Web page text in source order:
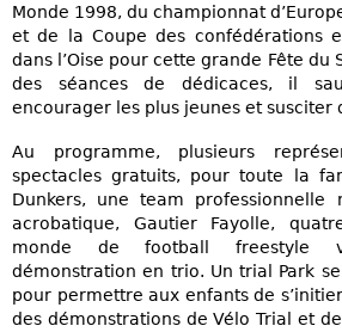
Monde 1998, du championnat
et de la Coupe des confédérations
dans l’Oise pour cette grande Fête du
des séances de dédicaces, il
encourager les plus jeunes et susciter
Au programme, plusieurs
spectacles gratuits, pour toute la
Dunkers, une team professionnelle
acrobatique, Gautier Fayolle,
monde de football freestyle
démonstration en trio. Un trial Park
pour permettre aux enfants de
des démonstrations de Vélo Trial et